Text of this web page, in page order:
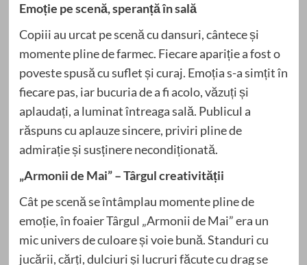
Emoție pe scenă, speranță în sală
Copiii au urcat pe scenă cu dansuri, cântece și
momente pline de farmec. Fiecare apariție a fost o
poveste spusă cu suflet și curaj. Emoția s-a simțit în
fiecare pas, iar bucuria de a fi acolo, văzuți și
aplaudați, a luminat întreaga sală. Publicul a
răspuns cu aplauze sincere, priviri pline de
admirație și susținere necondiționată.
„Armonii de Mai” – Târgul creativității
Cât pe scenă se întâmplau momente pline de
emoție, în foaier Târgul „Armonii de Mai” era un
mic univers de culoare și voie bună. Standuri cu
jucării, cărți, dulciuri și lucruri făcute cu drag se